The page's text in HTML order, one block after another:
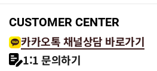
CUSTOMER CENTER
카카오톡 채널상담 바로가기
1:1 문의하기